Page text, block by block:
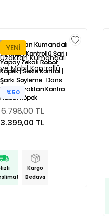
YENI
Uzaktan Kumandalı
ve Mobil Kontrollü
Şarjlı Yapay Zekalı
Robot Köpek | Sesle
Kontrol | Şarkı
Söyleme | Dans Etme
| Uzaktan Kontrol
%50
6.798,00 TL
3.399,00 TL
Kargo
Bedava